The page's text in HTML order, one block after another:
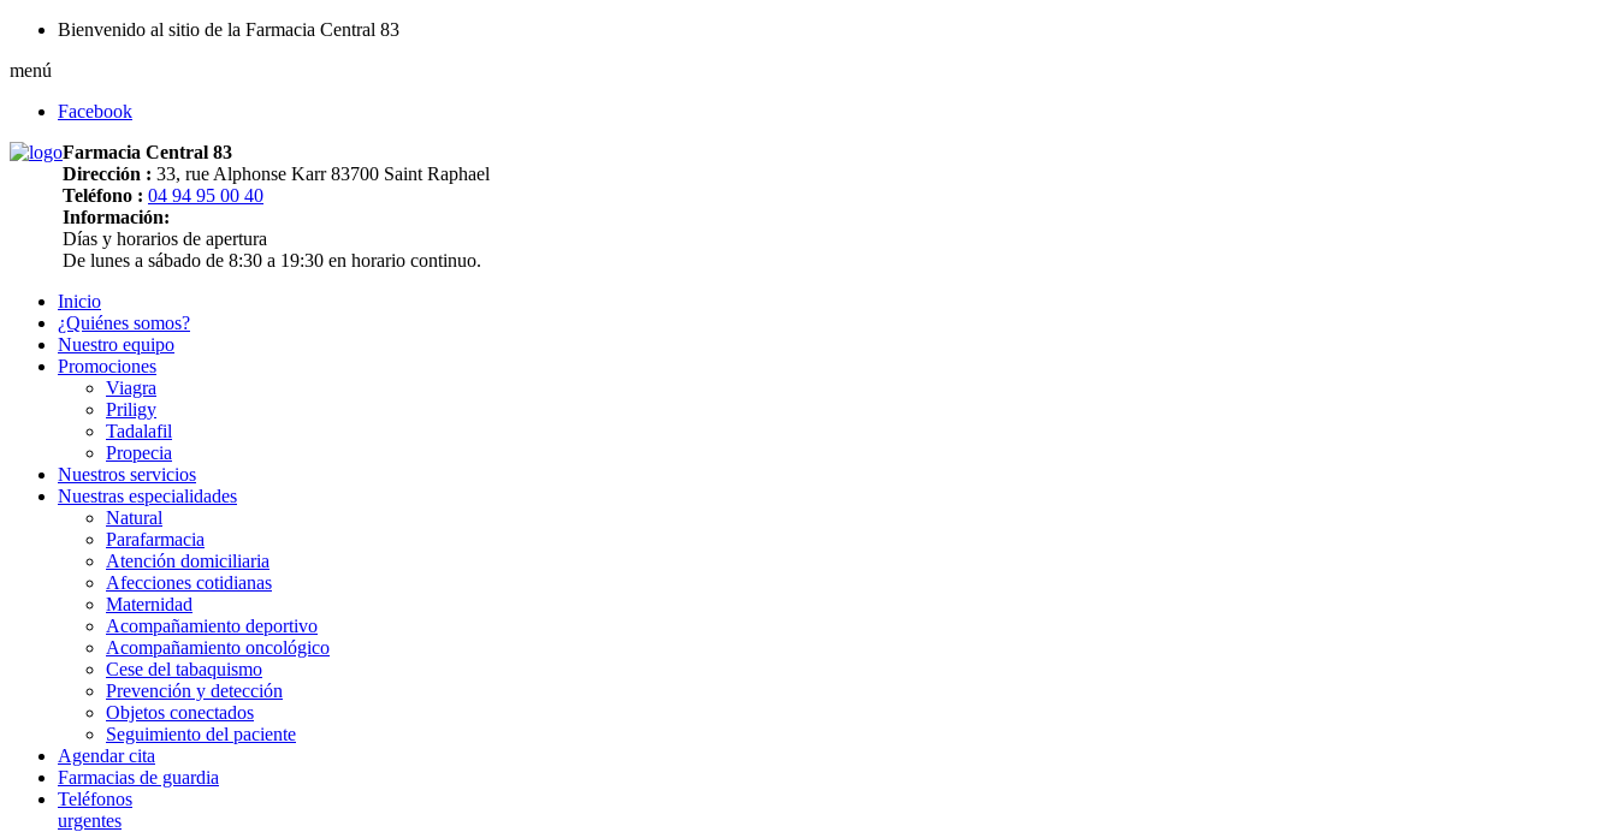
Bienvenido al sitio de la Farmacia Central 83
menú
Facebook
Farmacia Central 83
Dirección : 33, rue Alphonse Karr 83700 Saint Raphael
Teléfono : 04 94 95 00 40
Información:
Días y horarios de apertura
De lunes a sábado de 8:30 a 19:30 en horario continuo.
Inicio
¿Quiénes somos?
Nuestro equipo
Promociones
Viagra
Priligy
Tadalafil
Propecia
Nuestros servicios
Nuestras especialidades
Natural
Parafarmacia
Atención domiciliaria
Afecciones cotidianas
Maternidad
Acompañamiento deportivo
Acompañamiento oncológico
Cese del tabaquismo
Prevención y detección
Objetos conectados
Seguimiento del paciente
Agendar cita
Farmacias de guardia
Teléfonos
urgentes